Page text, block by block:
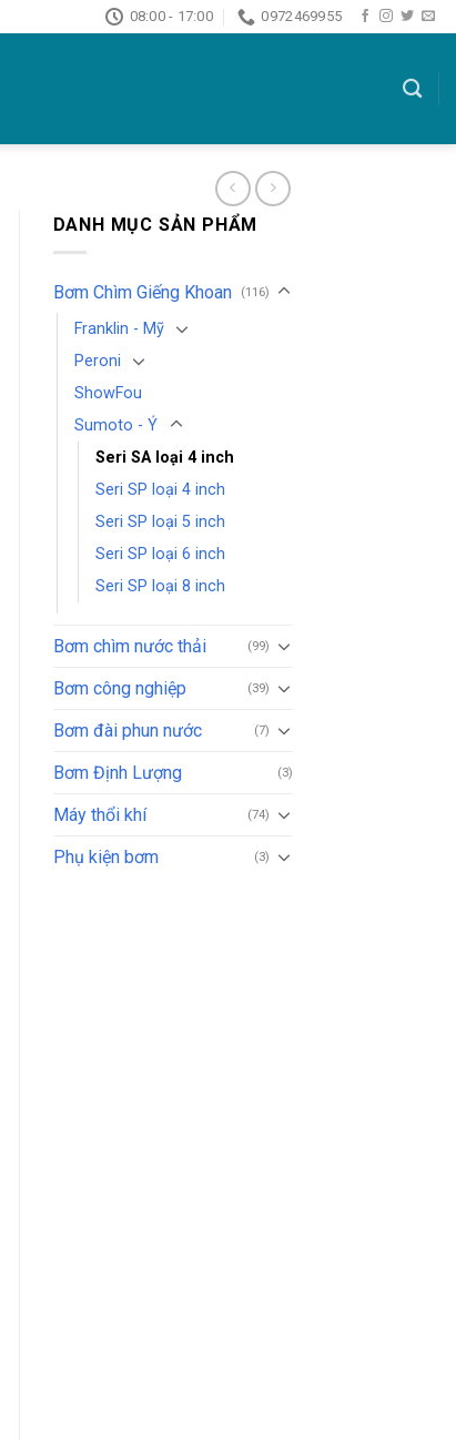
08:00 - 17:00 0972469955
DANH MỤC SẢN PHẨM
Bơm Chìm Giếng Khoan (116)
Franklin - Mỹ
Peroni
ShowFou
Sumoto - Ý
Seri SA loại 4 inch
Seri SP loại 4 inch
Seri SP loại 5 inch
Seri SP loại 6 inch
Seri SP loại 8 inch
Bơm chìm nước thải (99)
Bơm công nghiệp (39)
Bơm đài phun nước (7)
Bơm Định Lượng (3)
Máy thổi khí (74)
Phụ kiện bơm (3)